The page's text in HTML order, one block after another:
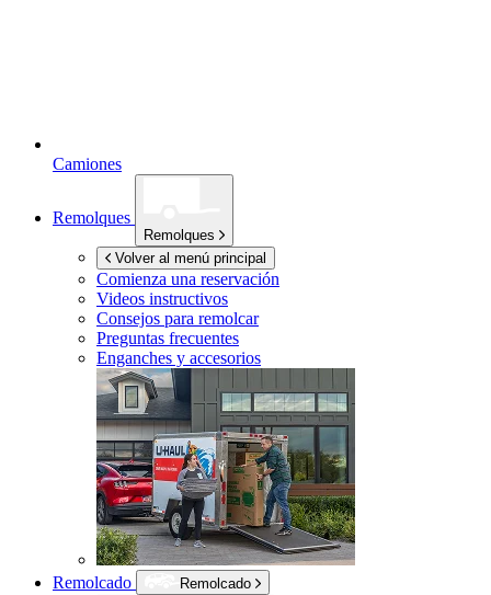
Camiones
Remolques
Remolques
Volver al menú principal
Comienza una reservación
Videos instructivos
Consejos para remolcar
Preguntas frecuentes
Enganches y accesorios
Remolcado
Remolcado